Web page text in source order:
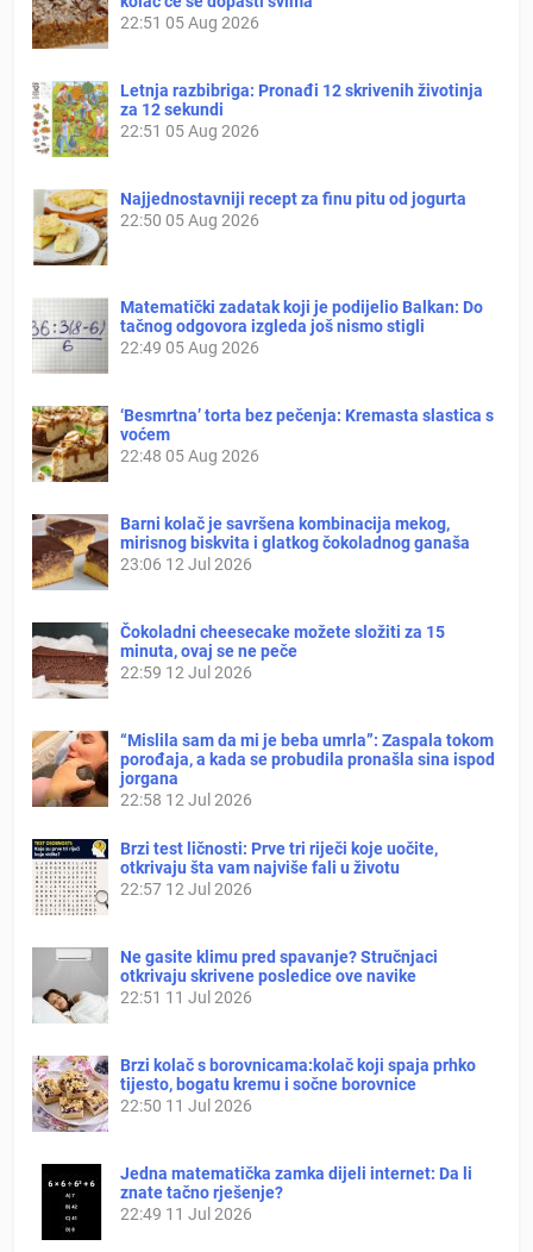
22:51 05 Aug 2026
Letnja razbibriga: Pronađi 12 skrivenih životinja
za 12 sekundi
22:51 05 Aug 2026
Najjednostavniji recept za finu pitu od jogurta
22:50 05 Aug 2026
Matematički zadatak koji je podijelio Balkan: Do
tačnog odgovora izgleda još nismo stigli
22:49 05 Aug 2026
‘Besmrtna’ torta bez pečenja: Kremasta slastica s
voćem
22:48 05 Aug 2026
Barni kolač je savršena kombinacija mekog,
mirisnog biskvita i glatkog čokoladnog ganaša
23:06 12 Jul 2026
Čokoladni cheesecake možete složiti za 15
minuta, ovaj se ne peče
22:59 12 Jul 2026
“Mislila sam da mi je beba umrla”: Zaspala tokom
porođaja, a kada se probudila pronašla sina ispod
jorgana
22:58 12 Jul 2026
Brzi test ličnosti: Prve tri riječi koje uočite,
otkrivaju šta vam najviše fali u životu
22:57 12 Jul 2026
Ne gasite klimu pred spavanje? Stručnjaci
otkrivaju skrivene posledice ove navike
22:51 11 Jul 2026
Brzi kolač s borovnicama:kolač koji spaja prhko
tijesto, bogatu kremu i sočne borovnice
22:50 11 Jul 2026
Jedna matematička zamka dijeli internet: Da li
znate tačno rješenje?
22:49 11 Jul 2026